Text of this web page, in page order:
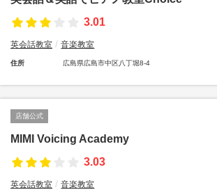
3.01
英会話教室 音楽教室
住所 広島県広島市中区八丁堀8-4
店舗公式
MIMI Voicing Academy
3.03
英会話教室 音楽教室